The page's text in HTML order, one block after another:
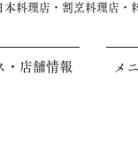
本料理店・割烹料理店・
・店舗情報 メ